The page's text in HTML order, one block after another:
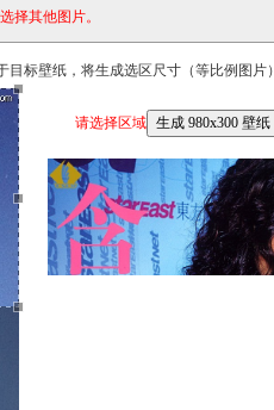
择其他图片。
目标壁纸，将生成选区尺寸（等比例图片）
请选择区域